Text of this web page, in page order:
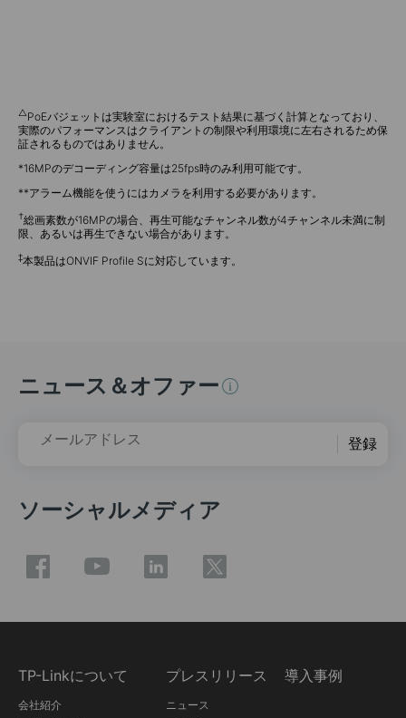
△PoEバジェットは実験室におけるテスト結果に基づく計算となっており、
実際のパフォーマンスはクライアントの制限や利用環境に左右されるため保
証されるものではありません。
*16MPのデコーディング容量は25fps時のみ利用可能です。
**アラーム機能を使うにはカメラを利用する必要があります。
†総画素数が16MPの場合、再生可能なチャンネル数が4チャンネル未満に制
限、あるいは再生できない場合があります。
‡本製品はONVIF Profile Sに対応しています。
ニュース＆オファー
メールアドレス 登録
ソーシャルメディア
TP-Linkについて
会社紹介
プレスリリース
ニュース
導入事例